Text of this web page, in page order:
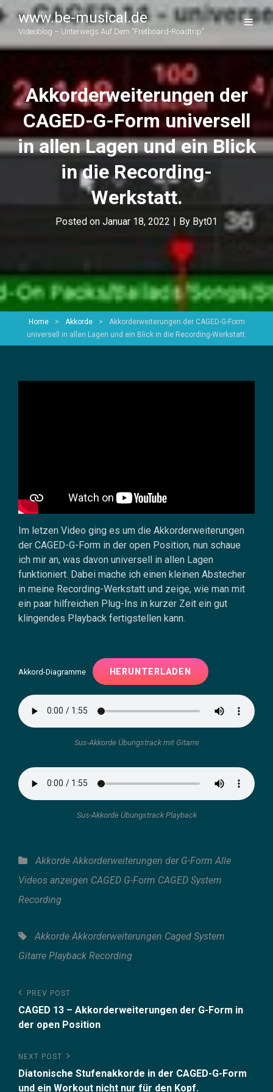
www.be-musical.de
Videoblog – Unterwegs Auf Dem "Fretboard-Roadtrip"
Akkorderweiterungen der
CAGED-G-Form universell
in allen Lagen und ein Blick
in die Recording-
Werkstatt.
Posted on Januar 18, 2022 | By Byline
Byt01
Home > Akkorde >
Akkorderweiterungen der CAGED-G-Form
universell in allen Lagen und ein Blick in die Recording-Werkstatt.
Im letzen Video ging es um die Akkorderweiterungen
der CAGED-G-Form in der open Position, nun schaue
ich mir an, was davon universell in allen Lagen
funktioniert. Dabei mache ich einen kleinen Abstecher
in meine Recording-Werkstatt und zeige, wie man mit
ein paar hilfreichen Plug-Ins in kurzer Zeit ein gut
klingendes Playback fertigstellen kann.
Akkord-Diagramme HERUNTERLADEN
Sus-Akkorde Übungstrack mit Gitarre
Sus-Akkorde Übungstrack Playback
Categories
Akkorde Akkorderweiterungen der G-Form Alle
Videos anzeigen CAGED G-Form CAGED System
Recording
Tags,Akkorde Akkorderweiterungen Caged System
Gitarre Playback Recording
Beitragsnavigation
Previous
Post
PREV POST
CAGED 13 – Akkorderweiterungen der G-Form in
der open Position
Next
Post
NEXT POST
Diatonische Stufenakkorde in der CAGED-G-Form
und ein Workout nicht nur für den Kopf.